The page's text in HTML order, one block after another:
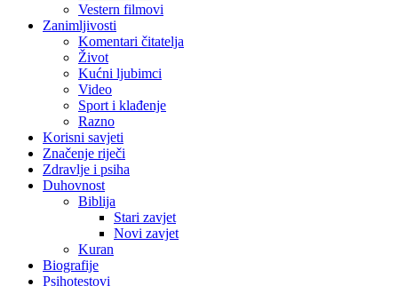
Vestern filmovi
Zanimljivosti
Komentari čitatelja
Život
Kućni ljubimci
Video
Sport i klađenje
Razno
Korisni savjeti
Značenje riječi
Zdravlje i psiha
Duhovnost
Biblija
Stari zavjet
Novi zavjet
Kuran
Biografije
Psihotestovi